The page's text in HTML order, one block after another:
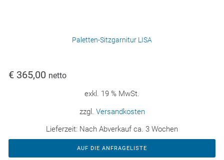
Paletten-Sitzgarnitur LISA
€ 365,00 netto
exkl. 19 % MwSt.
zzgl. Versandkosten
Lieferzeit: Nach Abverkauf ca. 3 Wochen
AUF DIE ANFRAGELISTE